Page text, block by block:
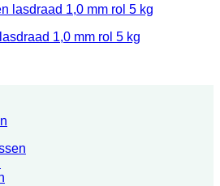
1,0 mm rol 5 kg